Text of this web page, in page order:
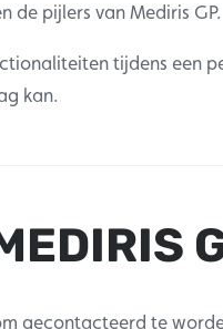
de pijlers van Mediris GP.
tijdens een
kan.
gecontacteerd te